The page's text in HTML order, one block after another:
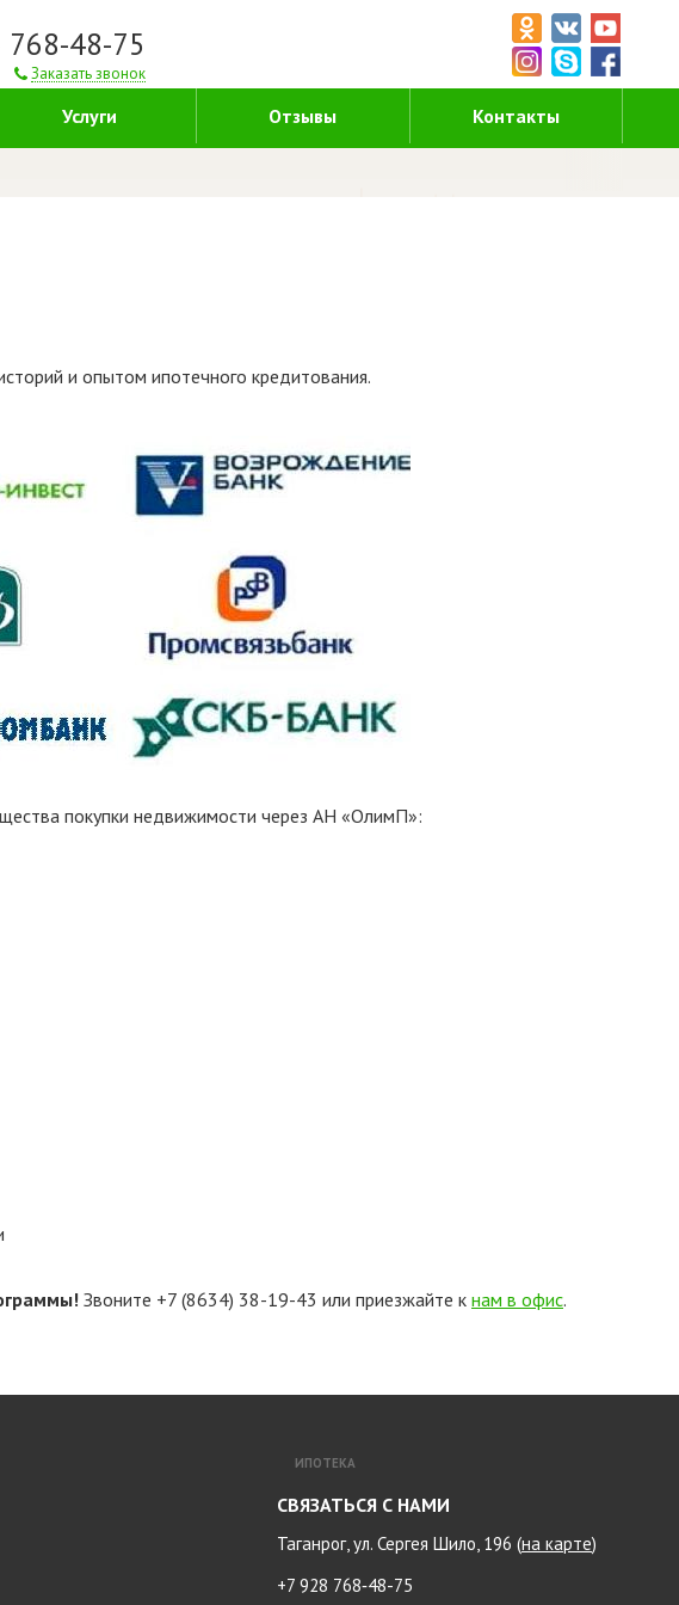
768-48-75
Заказать звонок
Услуги Отзывы Контакты
и опытом ипотечного кредитования.
покупки недвижимости через АН «ОлимП»:
Звоните +7 (8634) 38-19-43 или приезжайте к нам в офис.
ИПОТЕКА
СВЯЗАТЬСЯ С НАМИ
Таганрог, ул. Сергея Шило, 196 (на карте)
+7 928 768‑48-75